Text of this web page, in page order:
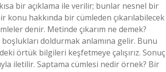
bir açıklama ile verilir; bunlar nesnel bir
hakkında bir cümleden çıkarılabilecek
denir. Metinde çıkarım ne demek?
doldurmak anlamına gelir. Bunu
örtük bilgileri keşfetmeye çalışırız. Sonuç
iletilir. Saptama cümlesi nedir örnek? Bir